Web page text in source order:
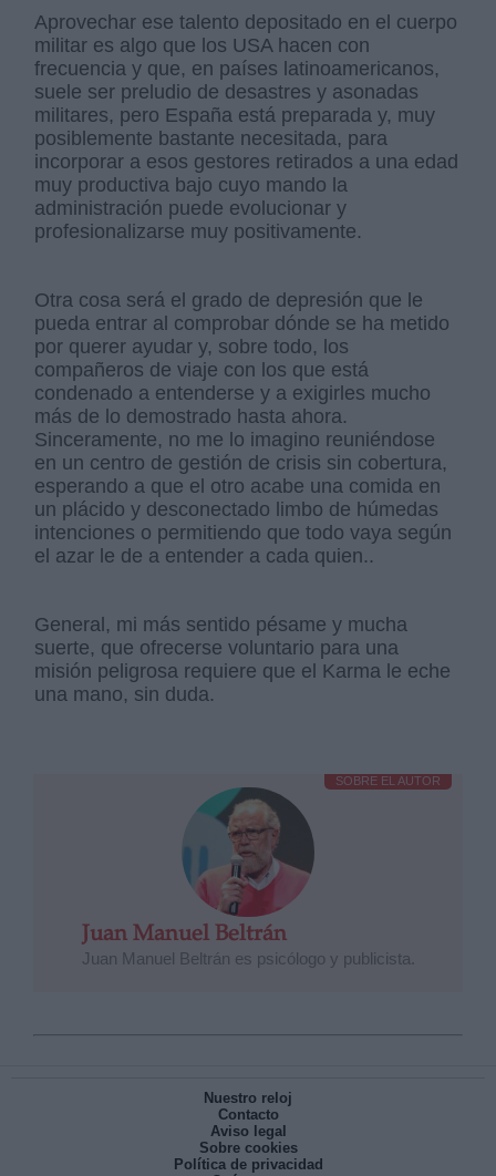
Aprovechar ese talento depositado en el cuerpo
militar es algo que los USA hacen con
frecuencia y que, en países latinoamericanos,
suele ser preludio de desastres y asonadas
militares, pero España está preparada y, muy
posiblemente bastante necesitada, para
incorporar a esos gestores retirados a una edad
muy productiva bajo cuyo mando la
administración puede evolucionar y
profesionalizarse muy positivamente.
Otra cosa será el grado de depresión que le
pueda entrar al comprobar dónde se ha metido
por querer ayudar y, sobre todo, los
compañeros de viaje con los que está
condenado a entenderse y a exigirles mucho
más de lo demostrado hasta ahora.
Sinceramente, no me lo imagino reuniéndose
en un centro de gestión de crisis sin cobertura,
esperando a que el otro acabe una comida en
un plácido y desconectado limbo de húmedas
intenciones o permitiendo que todo vaya según
el azar le de a entender a cada quien..
General, mi más sentido pésame y mucha
suerte, que ofrecerse voluntario para una
misión peligrosa requiere que el Karma le eche
una mano, sin duda.
SOBRE EL AUTOR
Juan Manuel Beltrán
Juan Manuel Beltrán es psicólogo y publicista.
Nuestro reloj
Contacto
Aviso legal
Sobre cookies
Política de privacidad